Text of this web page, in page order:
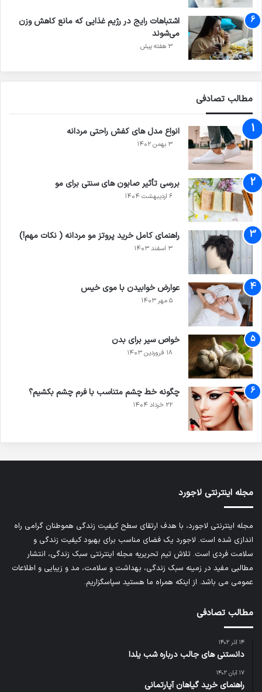
اشتباهات رایج در رژیم غذایی که مانع کاهش وزن
می‌شوند
3 هفته پیش
مطالب تصادفی
انواع مدل های کفش راحتی مردانه
۳ بهمن ۱۴۰۲
بررسی تأثیر صابون های سنتی برای مو
۶ اردیبهشت ۱۴۰۴
راهنمای کامل خرید پروتز مو مردانه ( نکات مهم!)
۳ اسفند ۱۴۰۳
عوارض خوابیدن با موی خیس
۵ مهر ۱۴۰۳
خواص سیر برای بدن
۱۸ فروردین ۱۴۰۳
چگونه خط چشم متناسب با فرم چشم بکشیم؟
۲۲ خرداد ۱۴۰۴
مجله اینترنتی لاجورد
مجله اینترنتی لاجورد، با هدف ارتقای سطح کیفیت زندگی هموطنان گرامی راه
اندازی شده است. لاجورد یک فضای مناسب برای بهبود کیفیت زندگی و
سلامت فردی است. تلاش تیم تحریریه مجله اینترنتی سبک زندگی، انتشار
مطالبی مفید در زمینه سبک زندگی، بهداشت و سلامت، مد و زیبایی و اطلاعات
عمومی می باشد. از اینکه همراه ما هستید سپاسگزاریم.
مطالب تصادفی
۱۴ آذر ۱۴۰۲
دانستنی های جالب درباره شب یلدا
۱۷ آبان ۱۴۰۲
راهنمای خرید گیاهان آپارتمانی